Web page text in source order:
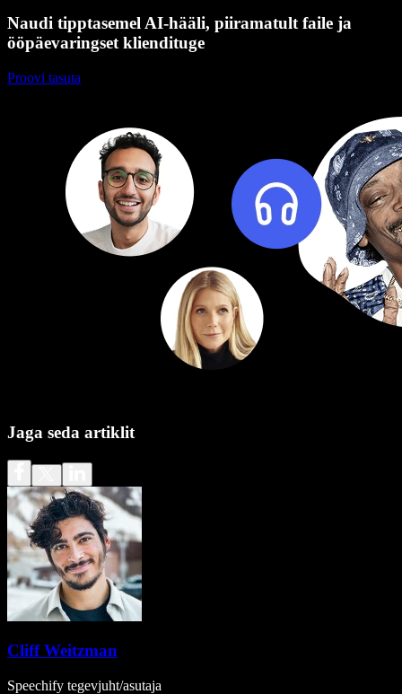
Naudi tipptasemel AI-hääli, piiramatult faile ja
ööpäevaringset kliendituge
Proovi tasuta
Jaga seda artiklit
Cliff Weitzman
Speechify tegevjuht/asutaja